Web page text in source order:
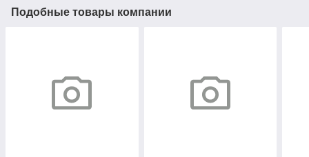
Подобные товары компании